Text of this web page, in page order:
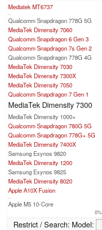
Mediatek MT6737
...
Qualcomm Snapdragon 778G 5G
MediaTek Dimensity 7060
Qualcomm Snapdragon 6 Gen 3
Qualcomm Snapdragon 7s Gen 2
Qualcomm Snapdragon 778G 4G
MediaTek Dimensity 7030
MediaTek Dimensity 7300X
MediaTek Dimensity 7050
Qualcomm Snapdragon 7 Gen 1
MediaTek Dimensity 7300
MediaTek Dimensity 1000+
Qualcomm Snapdragon 780G 5G
Qualcomm Snapdragon 778G+ 5G
MediaTek Dimensity 7400X
Samsung Exynos 9820
MediaTek Dimensity 1200
Samsung Exynos 9825
MediaTek Dimensity 8020
Apple A10X Fusion
...
Apple M5 10-Core
0%
Restrict / Search: Model: